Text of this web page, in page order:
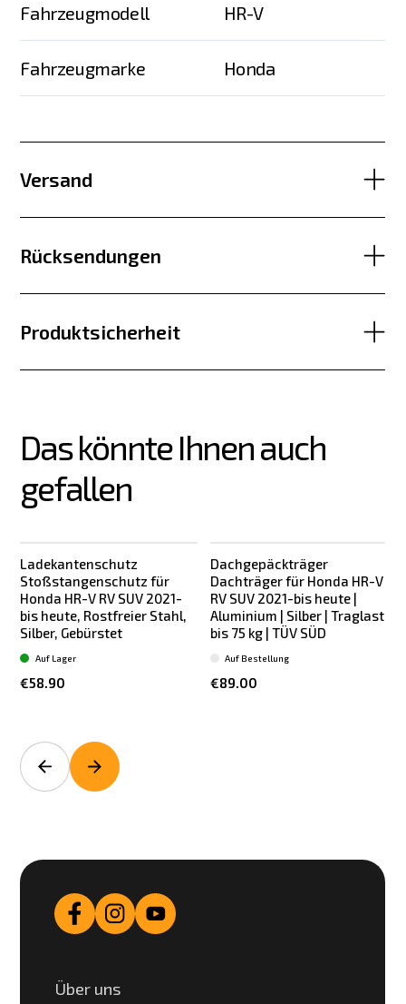
Fahrzeugmodell HR-V
Fahrzeugmarke Honda
Versand
Rücksendungen
Produktsicherheit
Das könnte Ihnen auch
gefallen
Ladekantenschutz
Stoßstangenschutz für
Honda HR-V RV SUV 2021-
bis heute, Rostfreier Stahl,
Silber, Gebürstet
€58.90
Auf Lager
Dachgepäckträger
Dachträger für Honda HR-V
RV SUV 2021-bis heute |
Aluminium | Silber | Traglast
bis 75 kg | TÜV SÜD
€89.00
Auf Bestellung
Über uns